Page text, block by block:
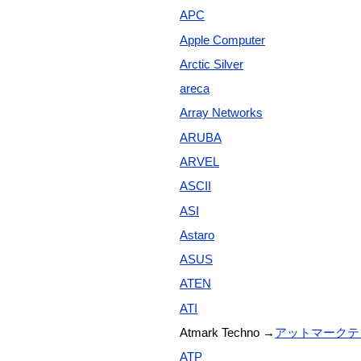
APC
Apple Computer
Arctic Silver
areca
Array Networks
ARUBA
ARVEL
ASCII
ASI
Astaro
ASUS
ATEN
ATI
Atmark Techno → アットマーク
ATP